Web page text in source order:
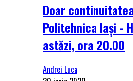
Doar
Politehnica Iași -
astăzi, ora 20.00
Andrei Luca